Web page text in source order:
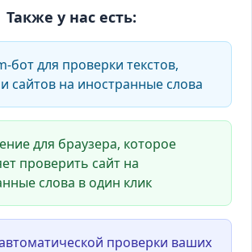
Также у нас есть:
бот для проверки текстов,
сайтов на иностранные слова
для браузера, которое
проверить сайт на
слова в один клик
проверки ваших